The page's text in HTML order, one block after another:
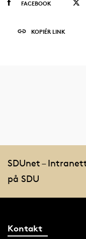
FACEBOOK
KOPIÉR LINK
SDUnet –
på SDU
Kontakt